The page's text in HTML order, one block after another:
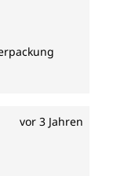
5 Sternen
vor 3 Jahren
5 Sternen